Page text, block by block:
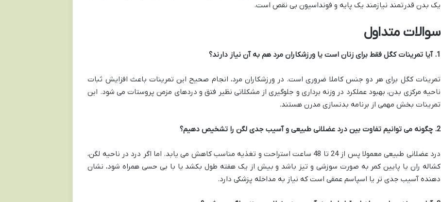
یک بدن قدرتمند نیازمند یک پایه و فونداسیون بی نقص است.
سوالات متداول
1. آیا تمرینات کگل فقط برای زنان است یا ورزشکاران مرد هم به آن نیاز دارند؟
تمرینات کگل برای هر دو جنس کاملا ضروری است. در ورزشکاران مرد، انجام صحیح این تمرینات باعث افزایش ثبات
ناحیه مرکزی بدن، بهبود عملکرد در وزنه برداری و جلوگیری از مشکلاتی نظیر فتق و دردهای مزمن پروستات می شود. این
تمرینات بخش مهمی از برنامه بدنسازی مدرن هستند.
2. چگونه می توانیم تفاوت بین درد عضلانی طبیعی و آسیب جدی لگن را تشخیص دهیم؟
درد عضلانی طبیعی معمولا پس از 24 تا 48 ساعت استراحت و تغذیه مناسب کاهش می یابد. اما اگر درد در ناحیه لگن،
کشاله ران یا پایین کمر به صورت سوزشی و تیز باشد و بیش از یک هفته طول بکشد یا با بی حسی همراه شود، نشان
دهنده آسیب جدی تر یا اسپاسم عمقی است که نیاز به مداخله پزشکی دارد.